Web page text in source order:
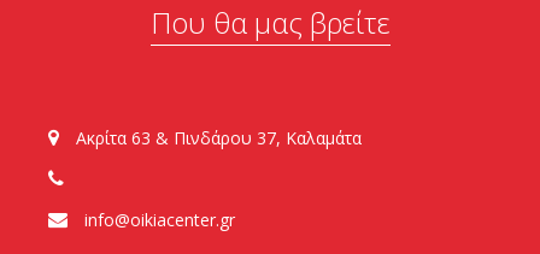
Που θα μας βρείτε
Ακρίτα 63 & Πινδάρου 37, Καλαμάτα
info@oikiacenter.gr